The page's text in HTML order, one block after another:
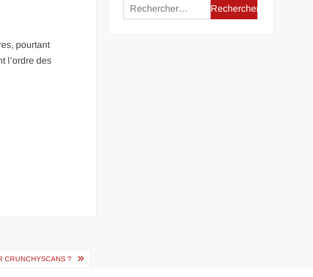
pourtant
l’ordre des
CRUNCHYSCANS ?
Rechercher :